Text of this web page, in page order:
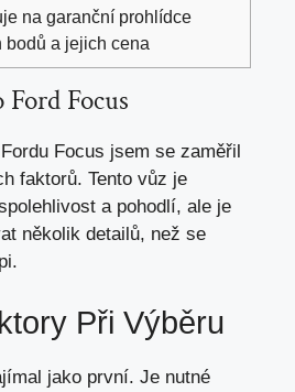
na garanční prohlídce
bodů a jejich cena
Focus
Focus jsem se zaměřil
faktorů. Tento vůz je
a pohodlí, ale je
několik detailů, než se
Při Výběru
jako první. Je nutné